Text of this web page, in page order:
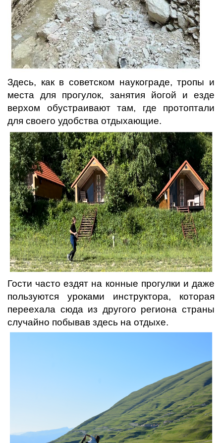
Здесь, как в советском наукограде, тропы и
места для прогулок, занятия йогой и езде
верхом обустраивают там, где протоптали
для своего удобства отдыхающие.
Гости часто ездят на конные прогулки и даже
пользуются уроками инструктора, которая
переехала сюда из другого региона страны
случайно побывав здесь на отдыхе.